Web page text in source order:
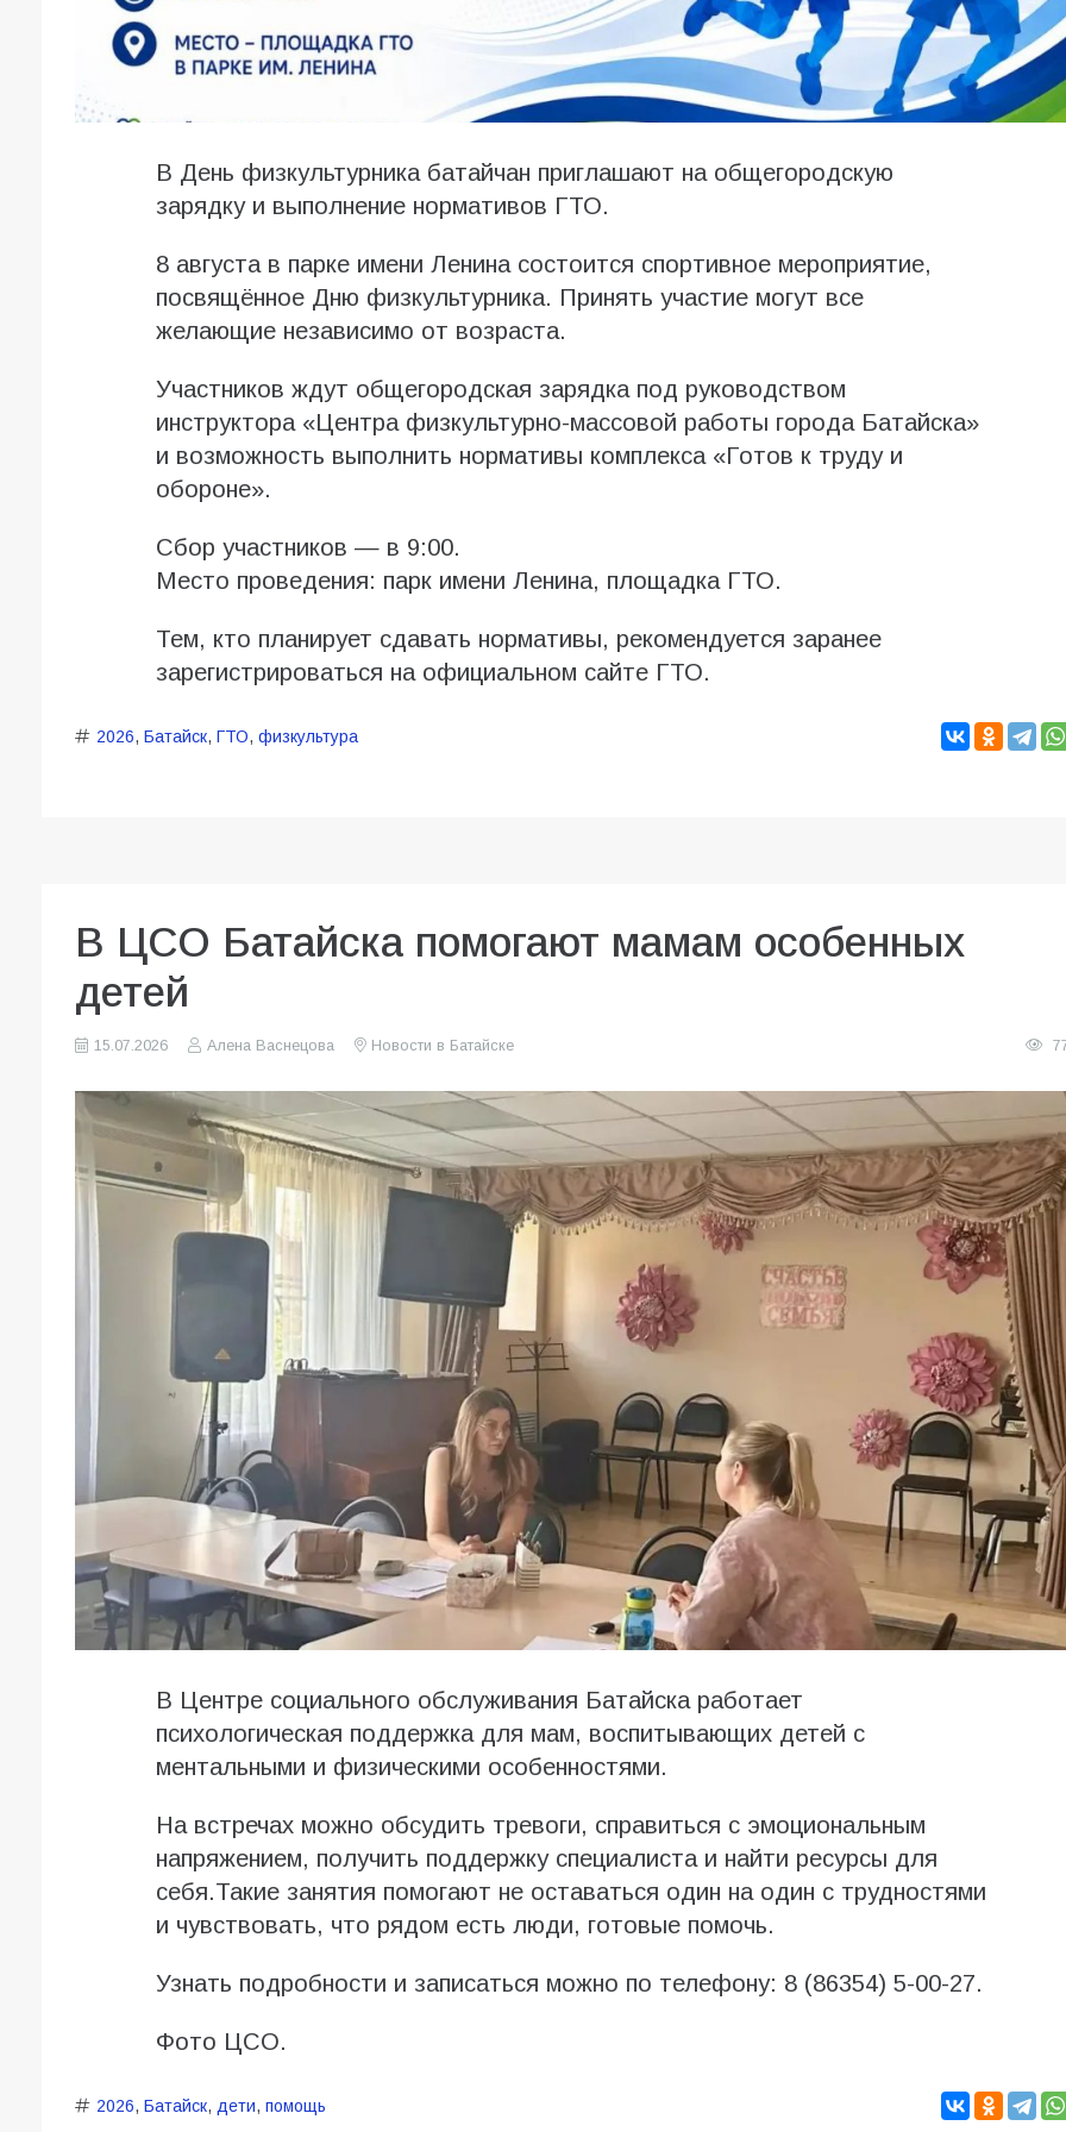
В День физкультурника батайчан приглашают на общегородскую
зарядку и выполнение нормативов ГТО.
8 августа в парке имени Ленина состоится спортивное мероприятие,
посвящённое Дню физкультурника. Принять участие могут все
желающие независимо от возраста.
Участников ждут общегородская зарядка под руководством
инструктора «Центра физкультурно-массовой работы города Батайска»
и возможность выполнить нормативы комплекса «Готов к труду и
обороне».
Сбор участников — в 9:00.
Место проведения: парк имени Ленина, площадка ГТО.
Тем, кто планирует сдавать нормативы, рекомендуется заранее
зарегистрироваться на официальном сайте ГТО.
2026, Батайск, ГТО, физкультура
В ЦСО Батайска помогают мамам особенных
детей
15.07.2026 Алена Васнецова Новости в Батайске
В Центре социального обслуживания Батайска работает
психологическая поддержка для мам, воспитывающих детей с
ментальными и физическими особенностями.
На встречах можно обсудить тревоги, справиться с эмоциональным
напряжением, получить поддержку специалиста и найти ресурсы для
себя.Такие занятия помогают не оставаться один на один с трудностями
и чувствовать, что рядом есть люди, готовые помочь.
Узнать подробности и записаться можно по телефону: 8 (86354) 5-00-27.
Фото ЦСО.
2026, Батайск, дети, помощь